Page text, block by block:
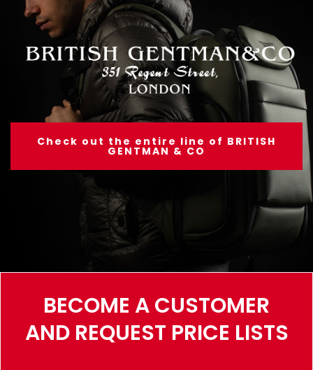
Check out the entire line of BRITISH
GENTMAN & CO
BECOME A CUSTOMER
AND REQUEST PRICE LISTS